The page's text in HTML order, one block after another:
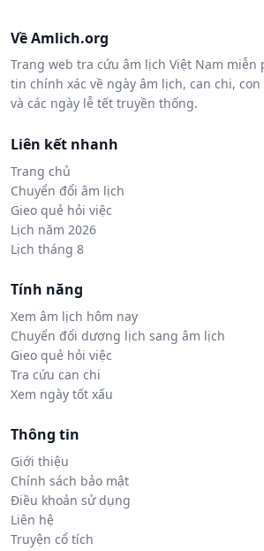
Về Amlich.org
Trang web tra cứu âm lịch Việt Nam miễn
tin chính xác về ngày âm lịch, can chi,
và các ngày lễ tết truyền thống.
Liên kết nhanh
Trang chủ
Chuyển đổi âm lịch
Gieo quẻ hỏi việc
Lịch năm 2026
Lịch tháng 8
Tính năng
Xem âm lịch hôm nay
Chuyển đổi dương lịch sang âm lịch
Gieo quẻ hỏi việc
Tra cứu can chi
Xem ngày tốt xấu
Thông tin
Giới thiệu
Chính sách bảo mật
Điều khoản sử dụng
Liên hệ
Truyện cổ tích